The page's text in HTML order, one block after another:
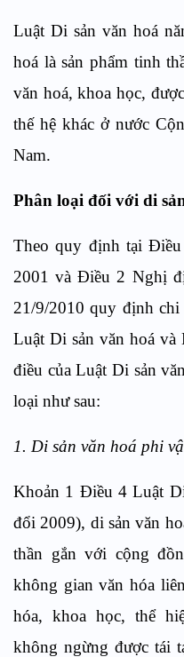
Luật Di sản văn hoá
hoá là sản phẩm tinh
văn hoá, khoa học,
thế hệ khác ở nước
Nam.
Phân loại đối với di
Theo quy định tại
2001 và Điều 2 Nghị
21/9/2010 quy định
Luật Di sản văn hoá và
điều của Luật Di sản
loại như sau:
1. Di sản văn hoá phi
Khoản 1 Điều 4 Luật
đổi 2009), di sản văn
thần gắn với cộng
không gian văn hóa
hóa, khoa học, thể
không ngừng được tái